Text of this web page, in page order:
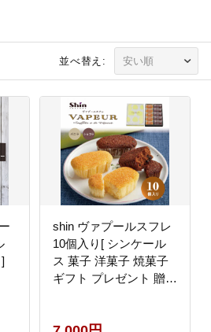
並べ替え:
shin ヴァプールスフレ
10個入り[ シンケール
ス 菓子 洋菓子 焼菓子
ギフト プレゼント 贈り